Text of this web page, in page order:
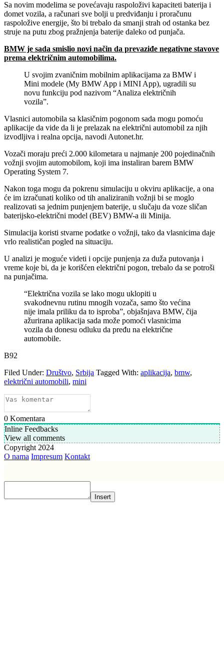
Sa novim modelima se povećavaju raspoloživi kapaciteti baterija i
domet vozila, a računari sve bolji u predviđanju i proračunu
raspoložive energije, što bi trebalo da smanji strah od ostanka bez
struje na putu zbog pražnjenja baterije daleko od punjača.
BMW je sada smislio novi način da prevaziđe negativne stavove
prema električnim automobilima.
U svojim zvaničnim mobilnim aplikacijama za BMW i
Mini modele (My BMW App i MINI App), ugradili su
novu funkciju pod nazivom “Analiza električnih
vozila”.
Vlasnici automobila sa klasičnim pogonom sada mogu pomoću
aplikacije da vide da li je prelazak na električni automobil za njih
izvodljiva i realna opcija, navodi Autonet.hr.
Vozači moraju preći 2.000 kilometara u najmanje 200 pojedinačnih
vožnji svojim automobilom, koji ima instaliran barem BMW
Operating System 7.
Nakon toga mogu da pokrenu simulaciju u okviru aplikacije, a ona
će im izračunati koliko od tih analiziranih vožnji bi se moglo
realizovati sa jednim punjenjem baterije, u slučaju da voze sličan
baterijsko-električni model (BEV) BMW-a ili Minija.
Simulacija koristi stvarne podatke o vožnji, tako da vlasnicima daje
vrlo realističan pogled na situaciju.
U analizi je moguće videti i opcije punjenja za duža putovanja i
vreme koje bi, da je korišćen električni pogon, trebalo da se potroši
na punjačima.
“Električna vozila se lako mogu uklopiti u
svakodnevnu rutinu mnogih vozača, samo što većina
nije imala priliku da to isproba”, objašnjava BMW, čija
ažurirana aplikacija sada može pomoći vlasnicima
vozila da donesu odluku da pređu na električne
automobile.
B92
Filed Under: Društvo, Srbija Tagged With: aplikacija, bmw,
električni automobili, mini
0 Komentara
Inline Feedbacks
View all comments
Copyright 2024
O nama Impresum Kontakt
Insert